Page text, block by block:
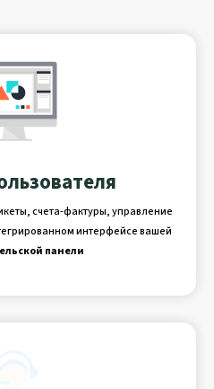
счета-фактуры, управление
интерфейсе вашей
панели